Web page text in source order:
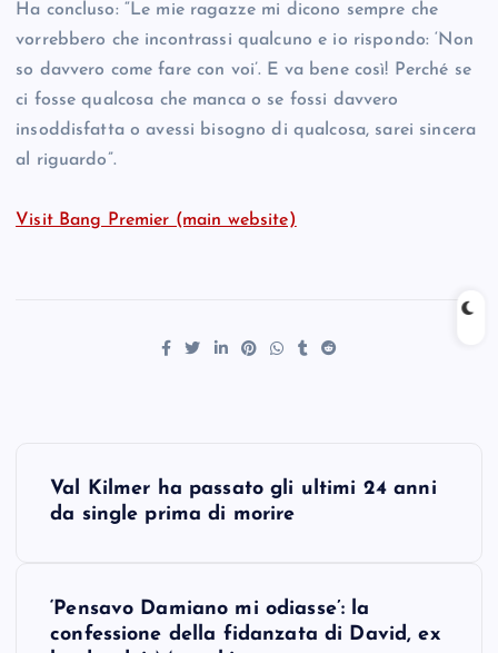
Ha concluso: “Le mie ragazze mi dicono sempre che
vorrebbero che incontrassi qualcuno e io rispondo: ‘Non
so davvero come fare con voi’. E va bene così! Perché se
ci fosse qualcosa che manca o se fossi davvero
insoddisfatta o avessi bisogno di qualcosa, sarei sincera
al riguardo”.
Visit Bang Premier (main website)
Val Kilmer ha passato gli ultimi 24 anni
da single prima di morire
‘Pensavo Damiano mi odiasse’: la
confessione della fidanzata di David, ex